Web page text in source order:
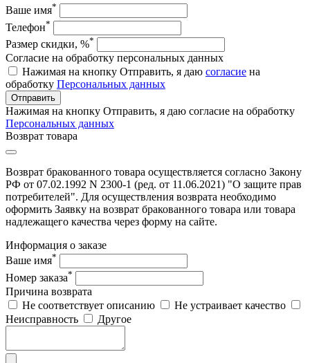
Ваше имя*
Телефон*
Размер скидки, %*
Согласие на обработку персональных данных
Нажимая на кнопку Отправить, я даю согласие на
обработку Персональных данных
Отправить
Нажимая на кнопку Отправить, я даю согласие на обработку
Персональных данных
Возврат товара
Возврат бракованного товара осуществляется согласно Закону
РФ от 07.02.1992 N 2300-1 (ред. от 11.06.2021) "О защите прав
потребителей". Для осуществления возврата необходимо
оформить Заявку на возврат бракованного товара или товара
надлежащего качества через форму на сайте.
Информация о заказе
Ваше имя*
Номер заказа*
Причина возврата
Не соответствует описанию
Не устраивает качество
Неисправность
Другое